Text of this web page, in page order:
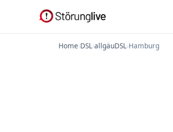
Home›DSL›allgäuDSL›Hamburg